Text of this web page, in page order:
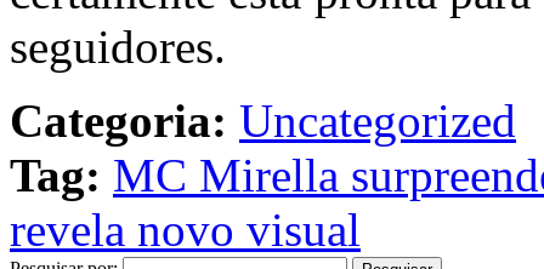
seguidores.
Categoria: Uncategorized
Tag: MC Mirella
revela novo visual